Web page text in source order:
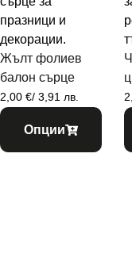
Жълт фолиев
балон сърце
2,00 €/ 3,91 лв.
Опции